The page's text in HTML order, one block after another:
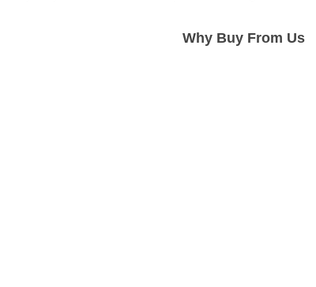
Why Buy From Us